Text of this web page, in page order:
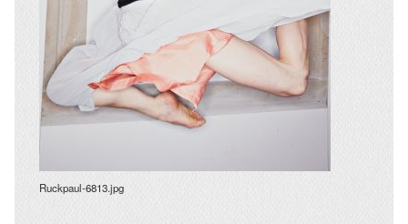
Ruckpaul-6813.jpg